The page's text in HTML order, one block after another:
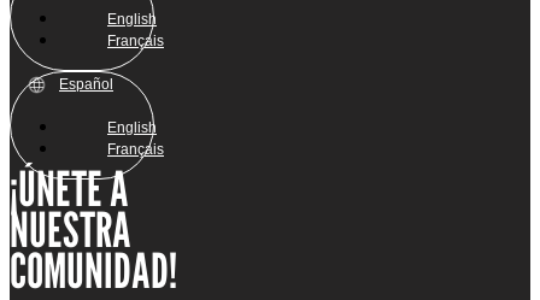
English
Français
Español
English
Français
¡ÚNETE A
NUESTRA
COMUNIDAD!